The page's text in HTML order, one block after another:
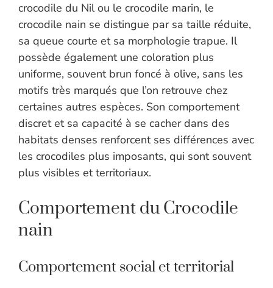
crocodile du Nil ou le crocodile marin, le
crocodile nain se distingue par sa taille réduite,
sa queue courte et sa morphologie trapue. Il
possède également une coloration plus
uniforme, souvent brun foncé à olive, sans les
motifs très marqués que l’on retrouve chez
certaines autres espèces. Son comportement
discret et sa capacité à se cacher dans des
habitats denses renforcent ses différences avec
les crocodiles plus imposants, qui sont souvent
plus visibles et territoriaux.
Comportement du Crocodile
nain
Comportement social et territorial